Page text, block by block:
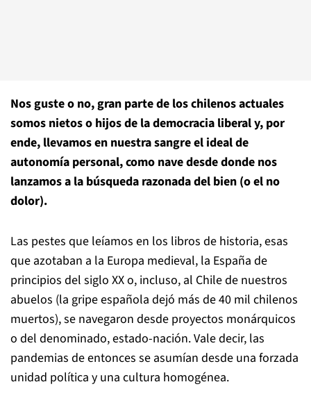
Nos guste o no, gran parte de los chilenos actuales
somos nietos o hijos de la democracia liberal y, por
ende, llevamos en nuestra sangre el ideal de
autonomía personal, como nave desde donde nos
lanzamos a la búsqueda razonada del bien (o el no
dolor).
Las pestes que leíamos en los libros de historia, esas
que azotaban a la Europa medieval, la España de
principios del siglo XX o, incluso, al Chile de nuestros
abuelos (la gripe española dejó más de 40 mil chilenos
muertos), se navegaron desde proyectos monárquicos
o del denominado, estado-nación. Vale decir, las
pandemias de entonces se asumían desde una forzada
unidad política y una cultura homogénea.